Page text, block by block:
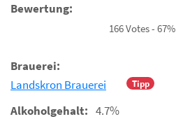
Bewertung:
166 Votes - 67%
Brauerei:
Tipp
Landskron Brauerei
Alkoholgehalt: 4.7%